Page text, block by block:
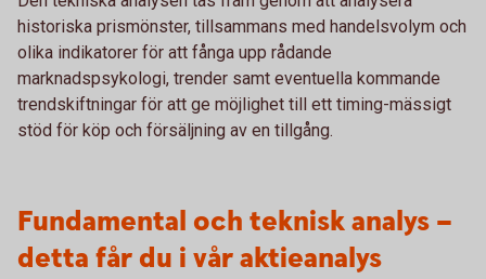
historiska prismönster, tillsammans med handelsvolym och
olika indikatorer för att fånga upp rådande
marknadspsykologi, trender samt eventuella kommande
trendskiftningar för att ge möjlighet till ett timing-mässigt
stöd för köp och försäljning av en tillgång.
Fundamental och teknisk analys –
detta får du i vår aktieanalys